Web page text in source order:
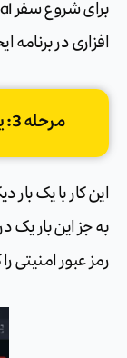
افزاری در برنامه
مرحله 3: یک کیف پول نرم افزاری ایجاد کنید.
به جز این بار
رمز عبور امنیتی